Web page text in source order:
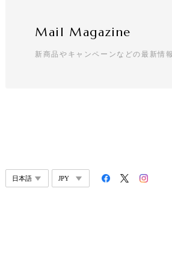
Mail Magazine
新商品やキャンペーンなどの最新情